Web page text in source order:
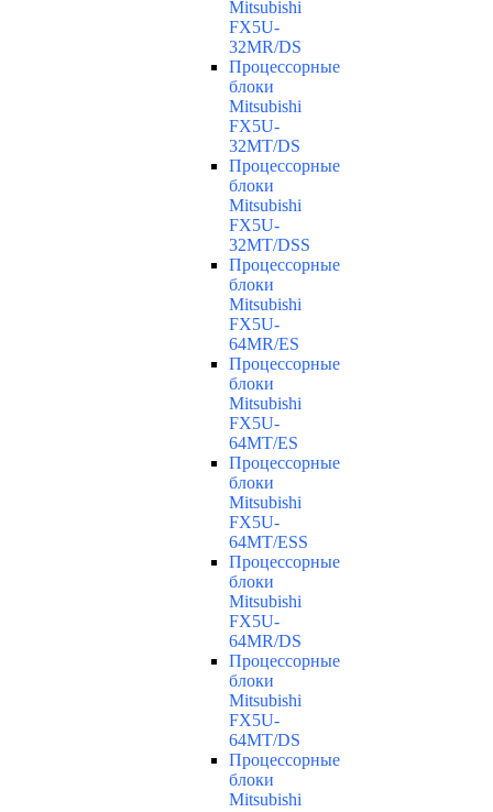
Mitsubishi
FX5U-
32MR/DS
Процессорные
блоки
Mitsubishi
FX5U-
32MT/DS
Процессорные
блоки
Mitsubishi
FX5U-
32MT/DSS
Процессорные
блоки
Mitsubishi
FX5U-
64MR/ES
Процессорные
блоки
Mitsubishi
FX5U-
64MT/ES
Процессорные
блоки
Mitsubishi
FX5U-
64MT/ESS
Процессорные
блоки
Mitsubishi
FX5U-
64MR/DS
Процессорные
блоки
Mitsubishi
FX5U-
64MT/DS
Процессорные
блоки
Mitsubishi